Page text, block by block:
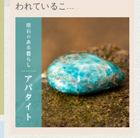
われているこ...